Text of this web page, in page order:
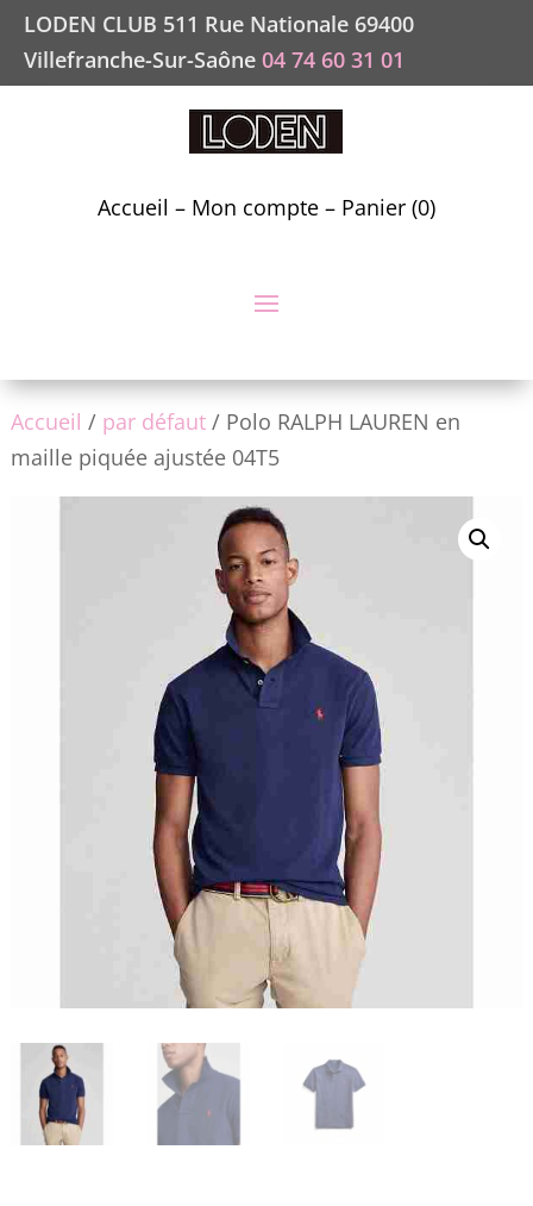
LODEN CLUB 511 Rue Nationale 69400
Villefranche-Sur-Saône 04 74 60 31 01
Accueil – Mon compte– Panier (0)
Accueil / par défaut/ Polo RALPH LAUREN en
maille piquée ajustée 04T5